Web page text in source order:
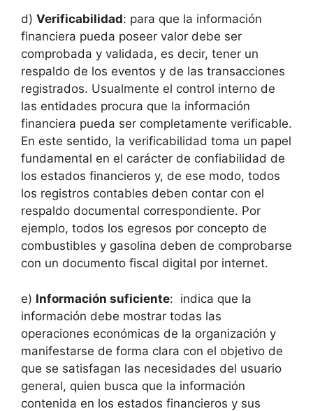
d) Verificabilidad: para que la información
financiera pueda poseer valor debe ser
comprobada y validada, es decir, tener un
respaldo de los eventos y de las transacciones
registrados. Usualmente el control interno de
las entidades procura que la información
financiera pueda ser completamente verificable.
En este sentido, la verificabilidad toma un papel
fundamental en el carácter de confiabilidad de
los estados financieros y, de ese modo, todos
los registros contables deben contar con el
respaldo documental correspondiente. Por
ejemplo, todos los egresos por concepto de
combustibles y gasolina deben de comprobarse
con un documento fiscal digital por internet.
e) Información suficiente: indica que la
información debe mostrar todas las
operaciones económicas de la organización y
manifestarse de forma clara con el objetivo de
que se satisfagan las necesidades del usuario
general, quien busca que la información
contenida en los estados financieros y sus